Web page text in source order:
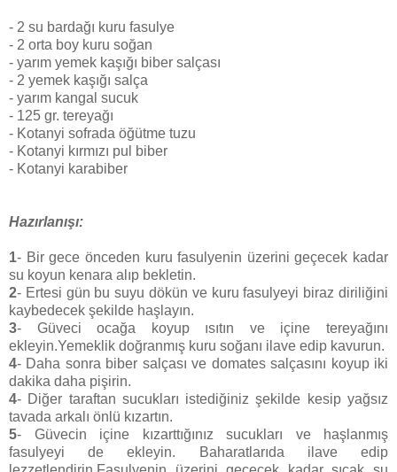
- 2 su bardağı kuru fasulye
- 2 orta boy kuru soğan
- yarım yemek kaşığı biber salçası
- 2 yemek kaşığı salça
- yarım kangal sucuk
- 125 gr. tereyağı
- Kotanyi sofrada öğütme tuzu
- Kotanyi kırmızı pul biber
- Kotanyi karabiber
Hazırlanışı:
1- Bir gece önceden kuru fasulyenin üzerini geçecek kadar
su koyun kenara alıp bekletin.
2- Ertesi gün bu suyu dökün ve kuru fasulyeyi biraz diriliğini
kaybedecek şekilde haşlayın.
3- Güveci ocağa koyup ısıtın ve içine tereyağını
ekleyin.Yemeklik doğranmış kuru soğanı ilave edip kavurun.
4- Daha sonra biber salçası ve domates salçasını koyup iki
dakika daha pişirin.
4- Diğer taraftan sucukları istediğiniz şekilde kesip yağsız
tavada arkalı önlü kızartın.
5- Güvecin içine kızarttığınız sucukları ve haşlanmış
fasulyeyi de ekleyin. Baharatlarıda ilave edip